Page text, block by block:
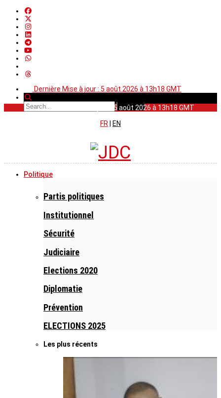
Dernière Mise à jour : 5 août 2026 à 13h18 GMT
Dernière Mise à jour : 5 août 2026 à 13h18 GMT
FR
EN
Politique
Partis politiques
Institutionnel
Sécurité
Judiciaire
Elections 2020
Diplomatie
Prévention
ELECTIONS 2025
Les plus récents